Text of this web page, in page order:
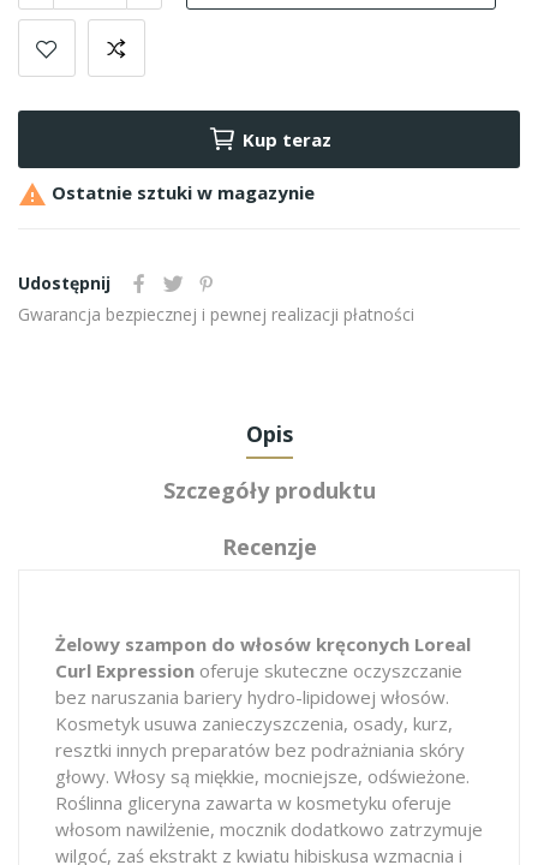
Kup teraz
 Ostatnie sztuki w magazynie
Udostępnij
Gwarancja bezpiecznej i pewnej realizacji płatności
Opis
Szczegóły produktu
Recenzje
Żelowy szampon do włosów kręconych Loreal
Curl Expression oferuje skuteczne oczyszczanie
bez naruszania bariery hydro-lipidowej włosów.
Kosmetyk usuwa zanieczyszczenia, osady, kurz,
resztki innych preparatów bez podrażniania skóry
głowy. Włosy są miękkie, mocniejsze, odświeżone.
Roślinna gliceryna zawarta w kosmetyku oferuje
włosom nawilżenie, mocznik dodatkowo zatrzymuje
wilgoć, zaś ekstrakt z kwiatu hibiskusa wzmacnia i